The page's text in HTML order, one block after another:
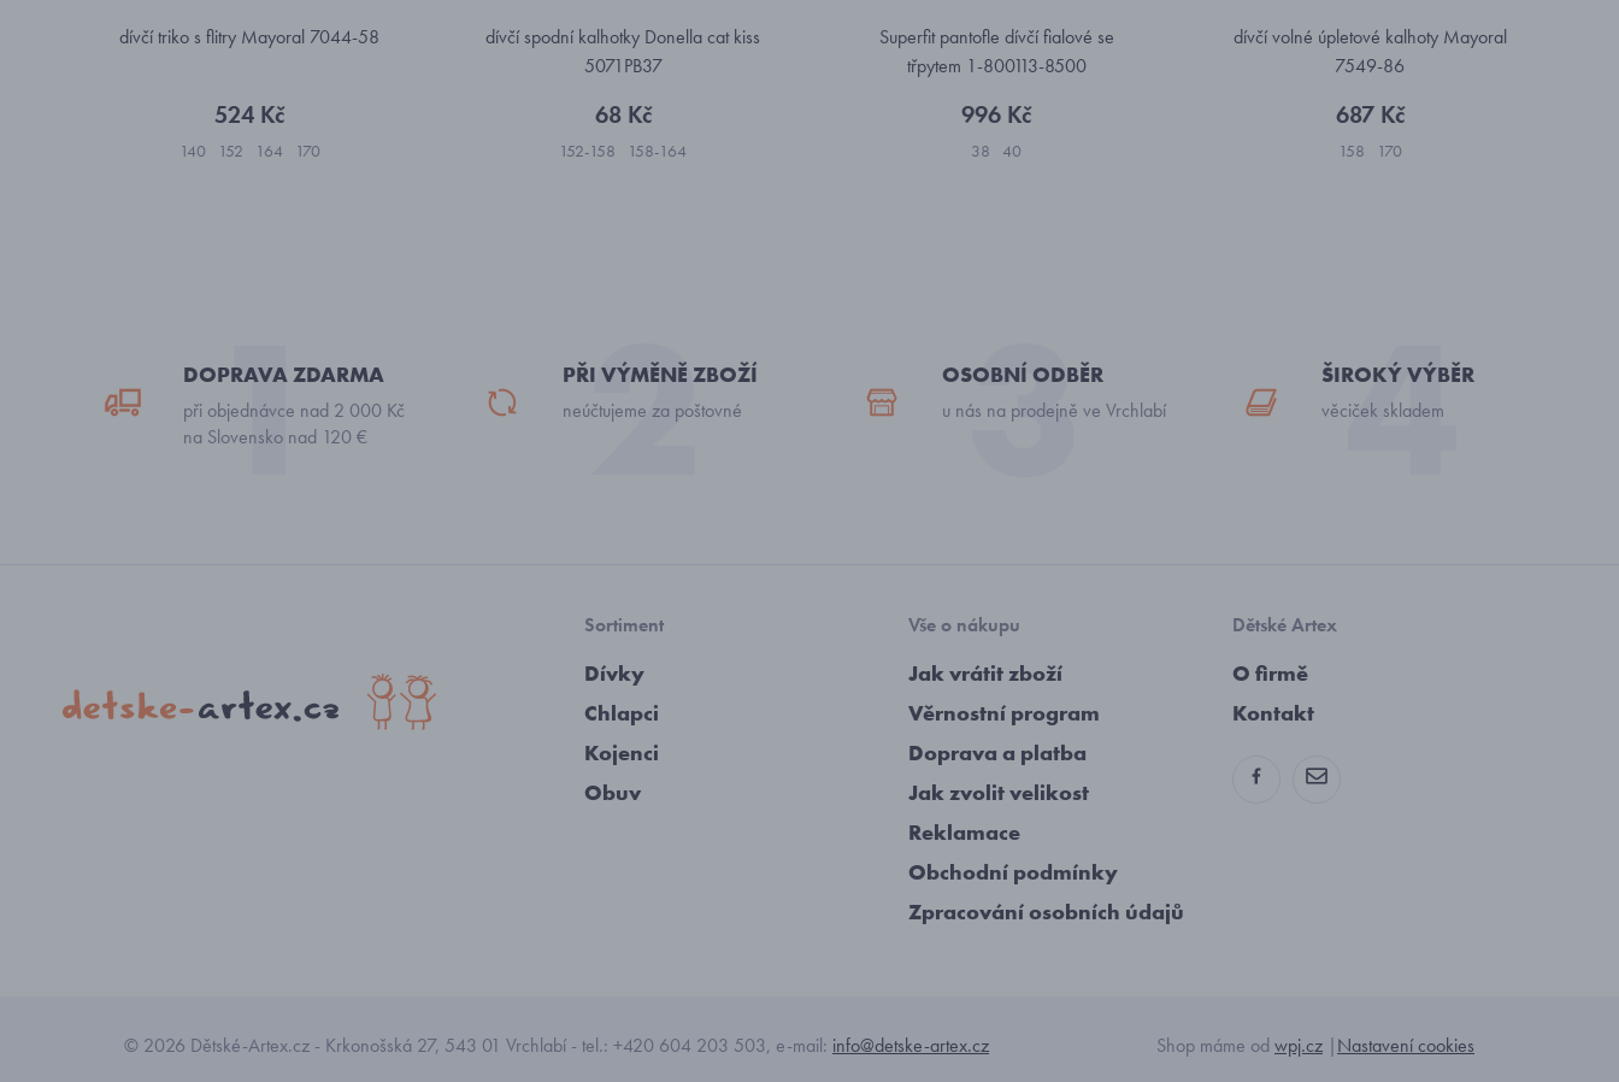
dívčí triko s flitry Mayoral 7044-58
524 Kč
140 152 164 170
dívčí spodní kalhotky Donella cat kiss
5071PB37
68 Kč
152-158 158-164
Superfit pantofle dívčí fialové se
třpytem 1-800113-8500
996 Kč
38 40
dívčí volné úpletové kalhoty Mayoral
7549-86
687 Kč
158 170
DOPRAVA ZDARMA
při objednávce nad 2 000 Kč
na Slovensko nad 120 €
PŘI VÝMĚNĚ ZBOŽÍ
neúčtujeme za poštovné
OSOBNÍ ODBĚR
u nás na prodejně ve Vrchlabí
ŠIROKÝ VÝBĚR
věciček skladem
Sortiment
Dívky
Chlapci
Kojenci
Obuv
Vše o nákupu
Jak vrátit zboží
Věrnostní program
Doprava a platba
Jak zvolit velikost
Reklamace
Obchodní podmínky
Zpracování osobních údajů
Dětské Artex
O firmě
Kontakt
© 2026 Dětské-Artex.cz - Krkonošská 27, 543 01 Vrchlabí - tel.: +420 604 203 503, e-mail: info@detske-artex.cz Shop máme od wpj.cz |Nastavení cookies